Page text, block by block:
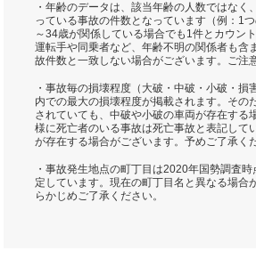
・年齢のデータは、該当年齢の人数ではなく
っている事故の件数となっています（例：1
～34歳が関係している場合でも1件とカウン
運転手や同乗者など、年齢不明の関係者も含
故件数と一致しない場合がございます。ご注
・事故毎の損壊程度（大破・中破・小破・損
内での最大の損壊程度が掲載されます。その
されていても、中破や小破の車両が存在する
様に死亡者のいる事故は死亡事故と表記して
が存在する場合がございます。予めご了承く
・事故発生地点の町丁目は2020年国勢調査
定しています。現在の町丁目名と異なる場合
らかじめご了承ください。